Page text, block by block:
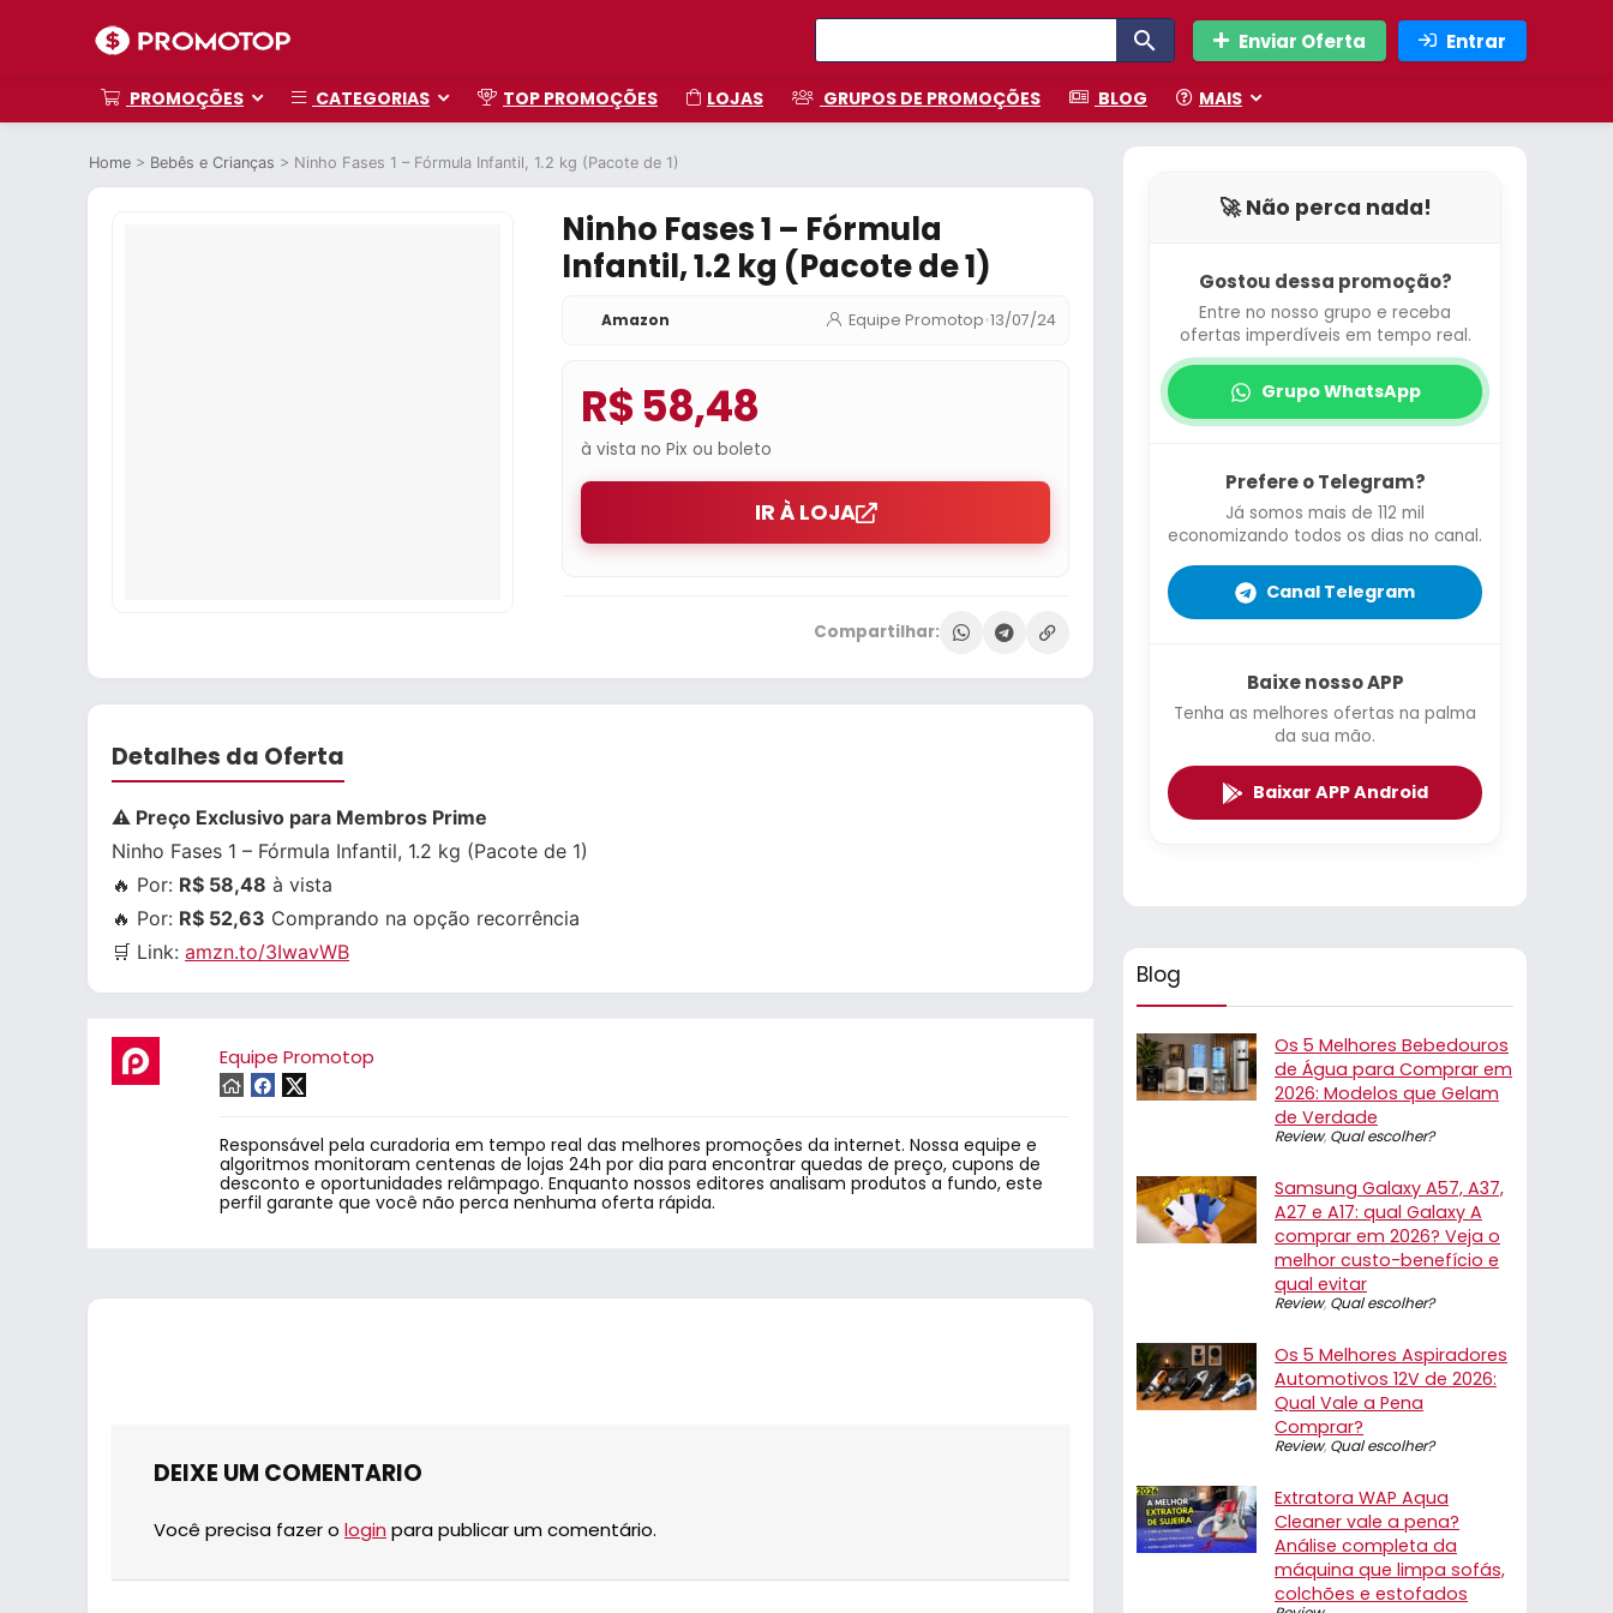
Enviar Oferta Entrar
PROMOÇÕES CATEGORIAS TOP PROMOÇÕES LOJAS GRUPOS DE PROMOÇÕES BLOG MAIS
Home > Bebês e Crianças > Ninho Fases 1 – Fórmula Infantil, 1.2 kg (Pacote de 1)
Ninho Fases 1 – Fórmula
Infantil, 1.2 kg (Pacote de 1)
Amazon Equipe Promotop•13/07/24
R$ 58,48
à vista no Pix ou boleto
IR À LOJA
Compartilhar:
Detalhes da Oferta
⚠️ Preço Exclusivo para Membros Prime
Ninho Fases 1 – Fórmula Infantil, 1.2 kg (Pacote de 1)
🔥 Por: R$ 58,48 à vista
🔥 Por: R$ 52,63 Comprando na opção recorrência
🛒 Link: amzn.to/3IwavWB
Equipe Promotop
Responsável pela curadoria em tempo real das melhores promoções da internet. Nossa equipe e
algoritmos monitoram centenas de lojas 24h por dia para encontrar quedas de preço, cupons de
desconto e oportunidades relâmpago. Enquanto nossos editores analisam produtos a fundo, este
perfil garante que você não perca nenhuma oferta rápida.
DEIXE UM COMENTARIO
Você precisa fazer o login para publicar um comentário.
🚀 Não perca nada!
Gostou dessa promoção?
Entre no nosso grupo e receba
ofertas imperdíveis em tempo real.
Grupo WhatsApp
Prefere o Telegram?
Já somos mais de 112 mil
economizando todos os dias no canal.
Canal Telegram
Baixe nosso APP
Tenha as melhores ofertas na palma
da sua mão.
Baixar APP Android
Blog
Os 5 Melhores Bebedouros
de Água para Comprar em
2026: Modelos que Gelam
de Verdade
Review, Qual escolher?
Samsung Galaxy A57, A37,
A27 e A17: qual Galaxy A
comprar em 2026? Veja o
melhor custo-benefício e
qual evitar
Review, Qual escolher?
Os 5 Melhores Aspiradores
Automotivos 12V de 2026:
Qual Vale a Pena
Comprar?
Review, Qual escolher?
Extratora WAP Aqua
Cleaner vale a pena?
Análise completa da
máquina que limpa sofás,
colchões e estofados